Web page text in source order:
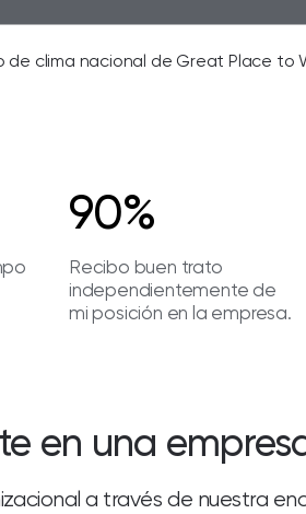
de clima nacional de Great Place to
90%
Recibo buen trato
independientemente de
mi posición en la empresa.
en una
a través de nuestra